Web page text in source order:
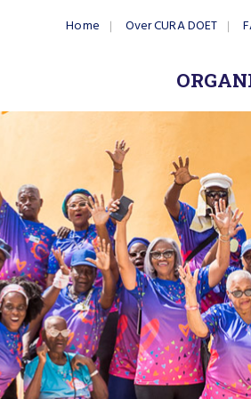
Home Over CURA DOET